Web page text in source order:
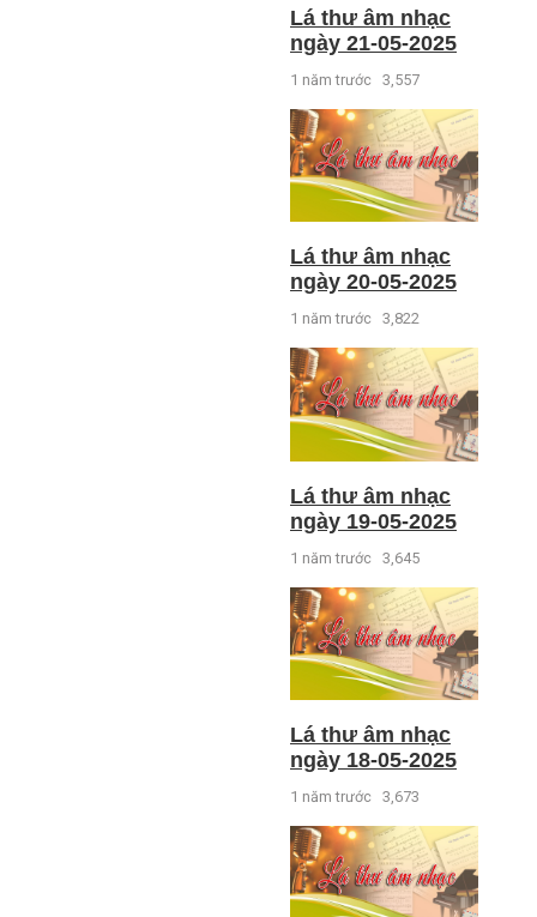
Lá thư âm nhạc
ngày 21-05-2025
1 năm trước 3,557
Lá thư âm nhạc
ngày 20-05-2025
1 năm trước 3,822
Lá thư âm nhạc
ngày 19-05-2025
1 năm trước 3,645
Lá thư âm nhạc
ngày 18-05-2025
1 năm trước 3,673